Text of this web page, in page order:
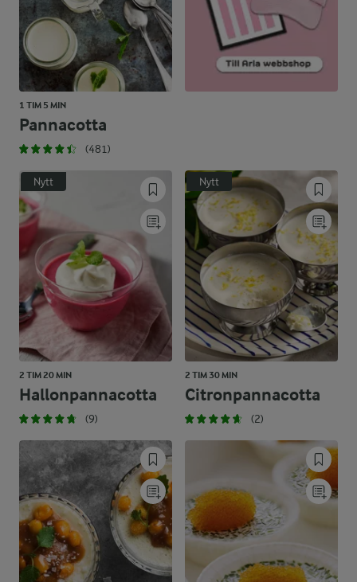
1 TIM 5 MIN
Pannacotta
(481)
Nytt
2 TIM 20 MIN
Hallonpannacotta
(9)
Nytt
2 TIM 30 MIN
Citronpannacotta
(2)